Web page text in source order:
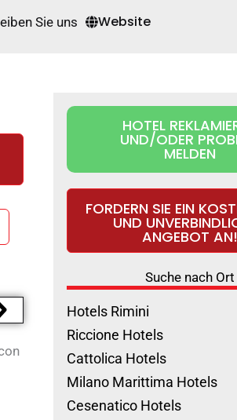
Sie uns Website
HOTEL
UND/ODER
MELDEN
FORDERN SIE EIN
UND
ANGEBOT AN!
Suche nach Ort
Hotels Rimini
Riccione Hotels
Cattolica Hotels
Milano Marittima Hotels
Cesenatico Hotels